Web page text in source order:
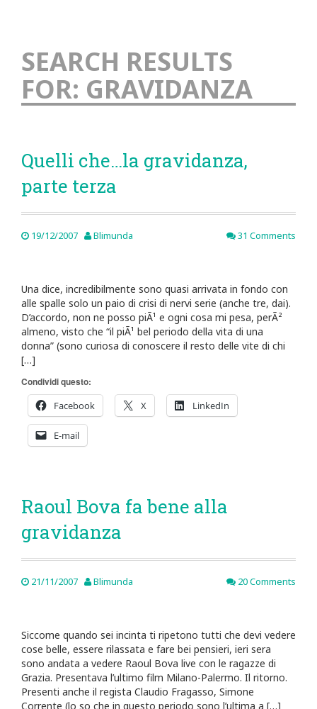
SEARCH RESULTS
FOR: GRAVIDANZA
Quelli che…la gravidanza,
parte terza
19/12/2007 Blimunda 31 Comments
Una dice, incredibilmente sono quasi arrivata in fondo con
alle spalle solo un paio di crisi di nervi serie (anche tre, dai).
D’accordo, non ne posso piÃ¹ e ogni cosa mi pesa, perÃ²
almeno, visto che “il piÃ¹ bel periodo della vita di una
donna” (sono curiosa di conoscere il resto delle vite di chi
[…]
Condividi questo:
Facebook
X LinkedIn
E-mail
Raoul Bova fa bene alla
gravidanza
21/11/2007 Blimunda 20 Comments
Siccome quando sei incinta ti ripetono tutti che devi vedere
cose belle, essere rilassata e fare bei pensieri, ieri sera
sono andata a vedere Raoul Bova live con le ragazze di
Grazia. Presentava l’ultimo film Milano-Palermo. Il ritorno.
Presenti anche il regista Claudio Fragasso, Simone
Corrente (lo so che in questo periodo sono l’ultima a […]